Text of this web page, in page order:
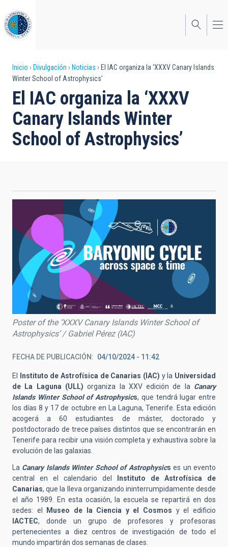
al
contenido
principal
Sobrescribir
enlaces
de
ayuda
a
Inicio Divulgación Noticias
El IAC organiza la ‘XXXV Canary Islands
Winter School of Astrophysics’
El IAC organiza la ‘XXXV
Canary Islands Winter
School of Astrophysics’
Poster of the ‘XXXV Canary Islands Winter School of
Astrophysics’ / Gabriel Pérez (IAC)
FECHA DE PUBLICACIÓN 04/10/2024 - 11:42
El Instituto de Astrofísica de Canarias (IAC) y la Universidad
de La Laguna (ULL) organiza la XXV edición de la Canary
Islands Winter School of Astrophysics, que tendrá lugar entre
los días 8 y 17 de octubre en La Laguna, Tenerife. Esta edición
acogerá a 60 estudiantes de máster, doctorado y
postdoctorado de trece países distintos que se encontrarán en
Tenerife para recibir una visión completa y exhaustiva sobre la
evolución de las galaxias.
La Canary Islands Winter School of Astrophysics es un evento
central en el calendario del
Instituto de Astrofísica de
Canarias, que la lleva organizando ininterrumpidamente desde
el año 1989. En esta ocasión, la escuela se repartirá en dos
sedes: el
Museo de la Ciencia y el Cosmos y el edificio
IACTEC, donde un grupo de profesores y profesoras
pertenecientes a diez centros de investigación de todo el
mundo impartirán dos semanas de clases.